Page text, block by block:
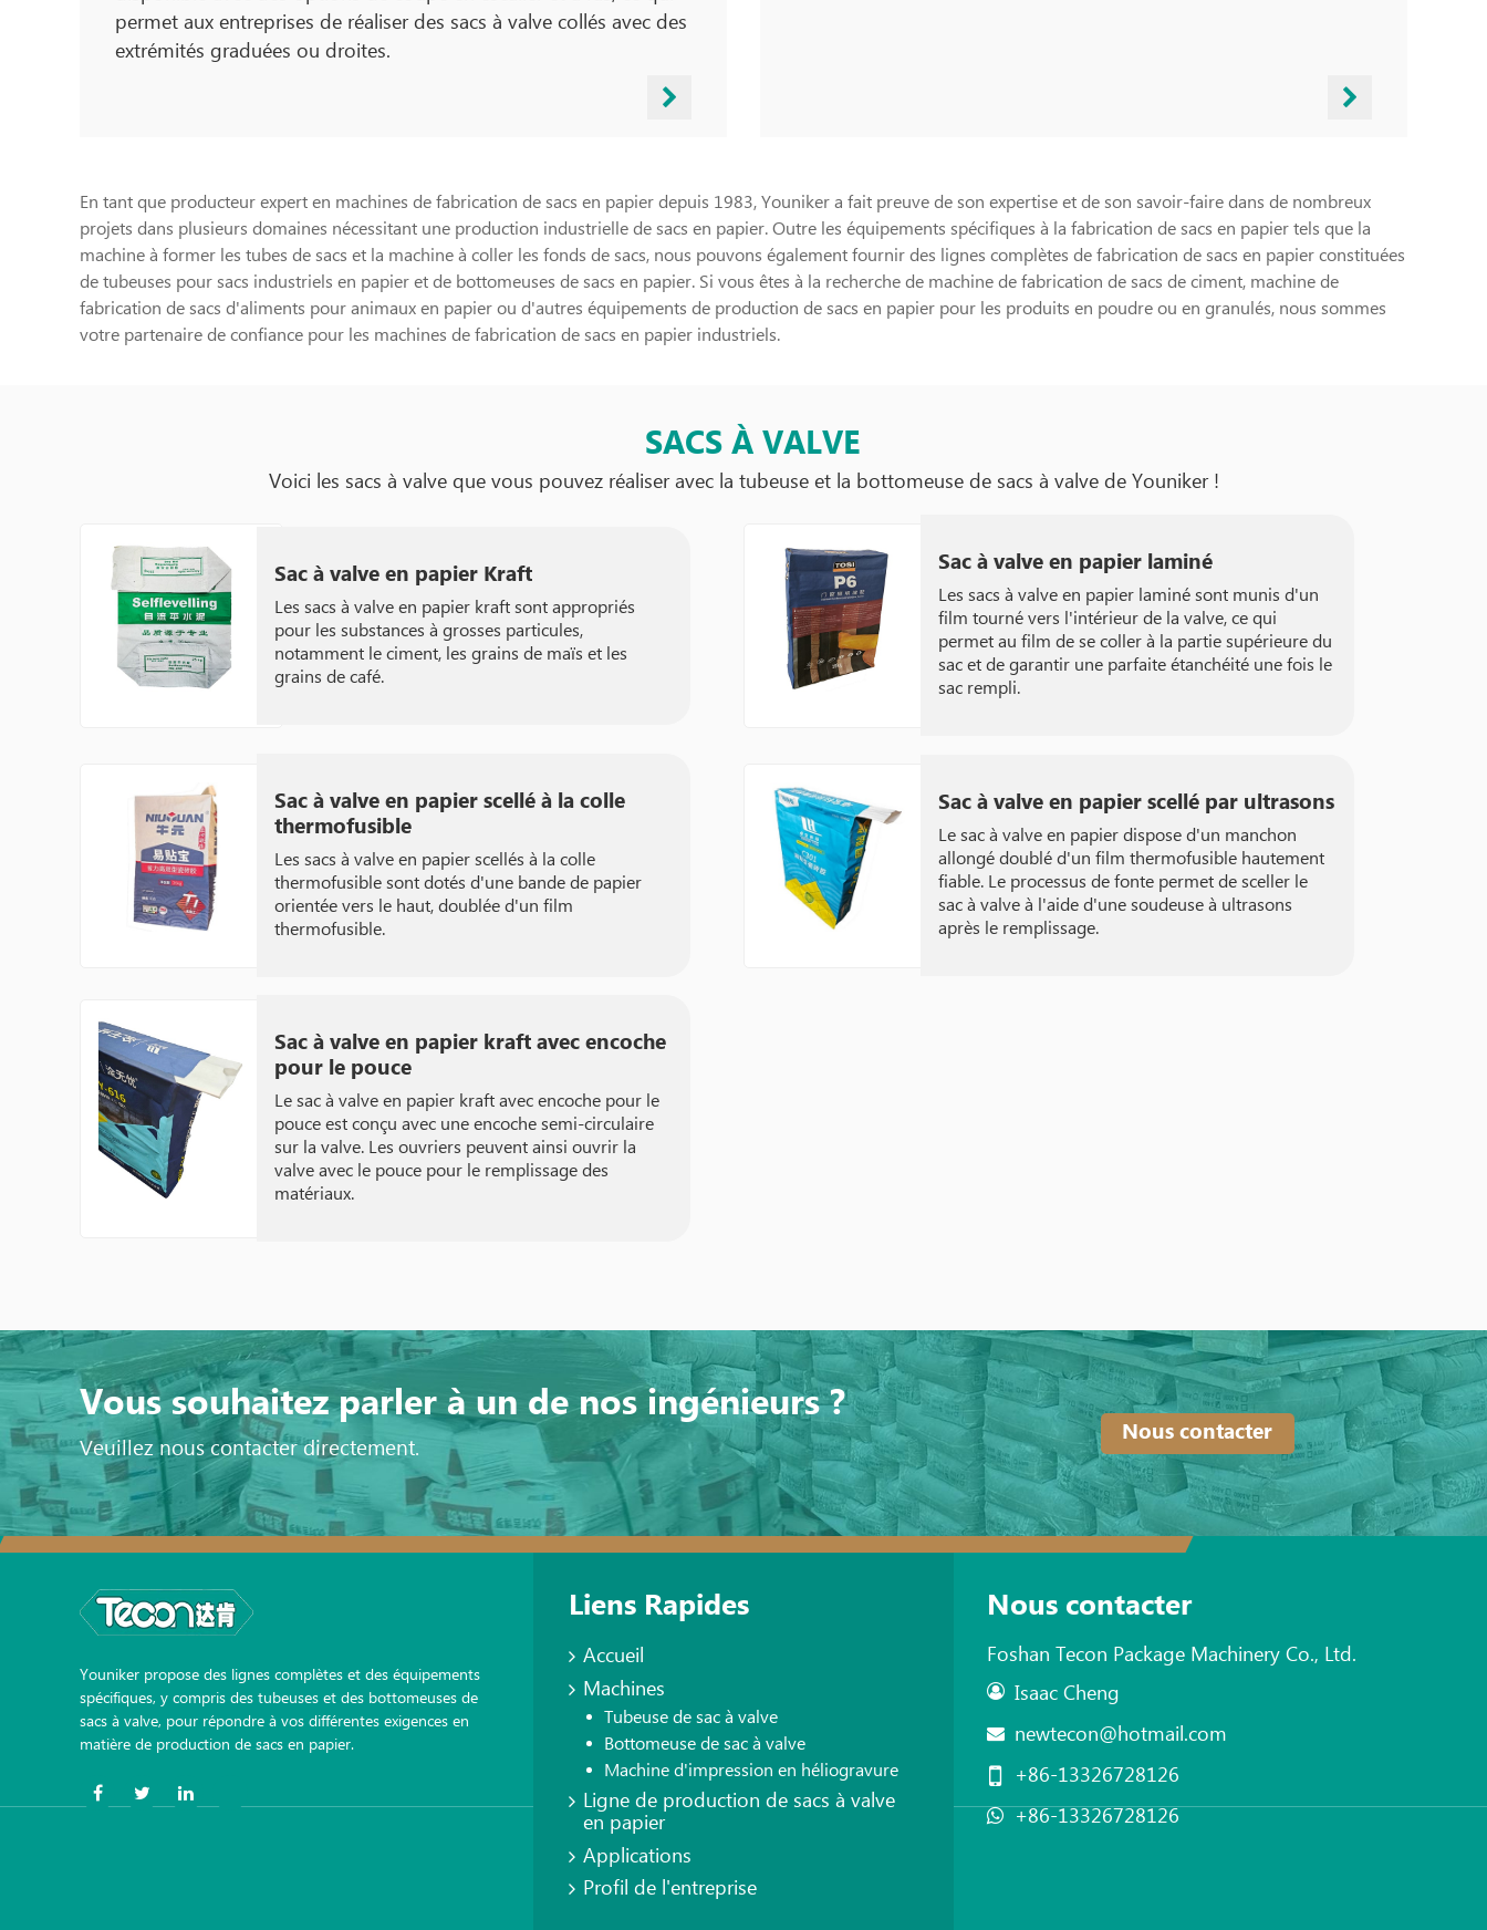
permet aux entreprises de réaliser des sacs à valve collés avec des
extrémités graduées ou droites.
En tant que producteur expert en machines de fabrication de sacs en papier depuis 1983, Youniker a fait preuve de son expertise et de son savoir-faire dans de nombreux
projets dans plusieurs domaines nécessitant une production industrielle de sacs en papier. Outre les équipements spécifiques à la fabrication de sacs en papier tels que la
machine à former les tubes de sacs et la machine à coller les fonds de sacs, nous pouvons également fournir des lignes complètes de fabrication de sacs en papier constituées
de tubeuses pour sacs industriels en papier et de bottomeuses de sacs en papier. Si vous êtes à la recherche de machine de fabrication de sacs de ciment, machine de
fabrication de sacs d'aliments pour animaux en papier ou d'autres équipements de production de sacs en papier pour les produits en poudre ou en granulés, nous sommes
votre partenaire de confiance pour les machines de fabrication de sacs en papier industriels.
SACS À VALVE
Voici les sacs à valve que vous pouvez réaliser avec la tubeuse et la bottomeuse de sacs à valve de Youniker !
Sac à valve en papier Kraft
Les sacs à valve en papier kraft sont appropriés
pour les substances à grosses particules,
notamment le ciment, les grains de maïs et les
grains de café.
Sac à valve en papier laminé
Les sacs à valve en papier laminé sont munis d'un
film tourné vers l'intérieur de la valve, ce qui
permet au film de se coller à la partie supérieure du
sac et de garantir une parfaite étanchéité une fois le
sac rempli.
Sac à valve en papier scellé à la colle
thermofusible
Les sacs à valve en papier scellés à la colle
thermofusible sont dotés d'une bande de papier
orientée vers le haut, doublée d'un film
thermofusible.
Sac à valve en papier scellé par ultrasons
Le sac à valve en papier dispose d'un manchon
allongé doublé d'un film thermofusible hautement
fiable. Le processus de fonte permet de sceller le
sac à valve à l'aide d'une soudeuse à ultrasons
après le remplissage.
Sac à valve en papier kraft avec encoche
pour le pouce
Le sac à valve en papier kraft avec encoche pour le
pouce est conçu avec une encoche semi-circulaire
sur la valve. Les ouvriers peuvent ainsi ouvrir la
valve avec le pouce pour le remplissage des
matériaux.
Vous souhaitez parler à un de nos ingénieurs ?
Veuillez nous contacter directement.
Nous contacter
Youniker propose des lignes complètes et des équipements
spécifiques, y compris des tubeuses et des bottomeuses de
sacs à valve, pour répondre à vos différentes exigences en
matière de production de sacs en papier.
Liens Rapides
Accueil
Machines
Tubeuse de sac à valve
Bottomeuse de sac à valve
Machine d'impression en héliogravure
Ligne de production de sacs à valve
en papier
Applications
Profil de l'entreprise
Nous contacter
Foshan Tecon Package Machinery Co., Ltd.
Isaac Cheng
newtecon@hotmail.com
+86-13326728126
+86-13326728126